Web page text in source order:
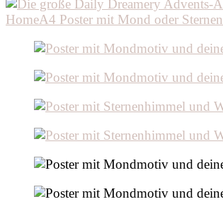
HomeA4 Poster mit Mond oder